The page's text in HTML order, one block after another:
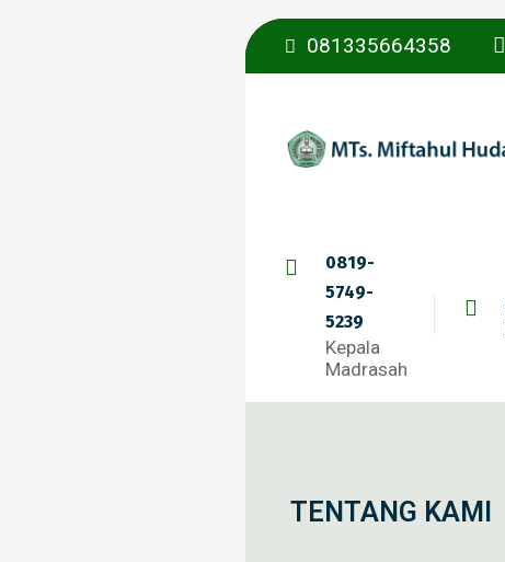
081335664358
0819-
5749-
5239
Kepala
Madrasah
TENTANG KAMI